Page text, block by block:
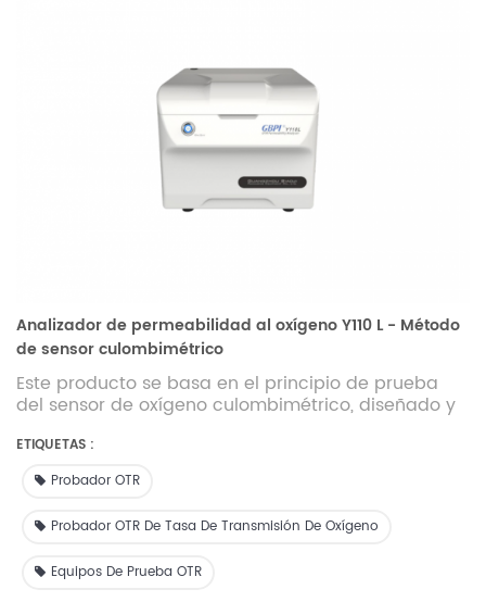
Analizador de permeabilidad al oxígeno Y110 L - Método
de sensor culombimétrico
Este producto se basa en el principio de prueba
del sensor de oxígeno culombimétrico, diseñado y
normas. Adopta un sensor de oxígeno importado
de alta precisión con alta precisión de prueba. Es
adecuado para pruebas de rendimiento de
transmisión de oxígeno de películas, láminas,
papeles, embalajes y materiales relacionados en
dispositivos médicos, productos químicos diarios,
ETIQUETAS :
Probador OTR
Probador OTR De Tasa De Transmisión De Oxígeno
Equipos De Prueba OTR